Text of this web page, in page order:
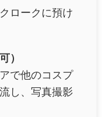
ロークに預け
）
で他のコスプ
し、写真撮影